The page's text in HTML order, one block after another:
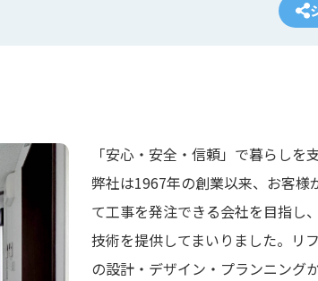
「安心・安全・信頼」で暮らしを
弊社は1967年の創業以来、お客様
て工事を発注できる会社を目指し
技術を提供してまいりました。リ
の設計・デザイン・プランニング